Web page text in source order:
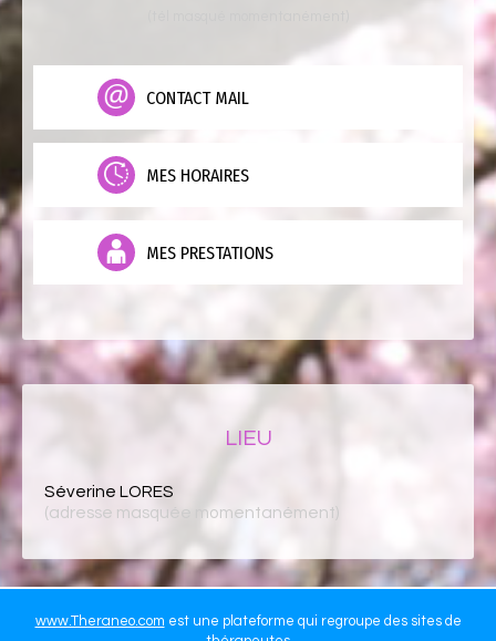
www.Theraneo.com est une plateforme qui regroupe des sites de
CONTACT MAIL
MES HORAIRES
MES PRESTATIONS
LIEU
Séverine LORES
(adresse masquée momentanément)